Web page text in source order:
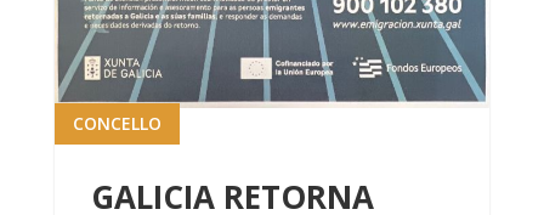
GALICIA RETORNA
CONCELLO